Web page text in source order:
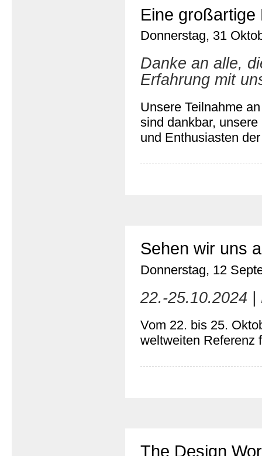
Eine großartige
Donnerstag, 31
Danke an alle,
Erfahrung mit
Unsere Teilnahme
sind dankbar,
und Enthusiasten
Sehen wir uns
Donnerstag, 12
22.-25.10.2024
Vom 22. bis 25.
weltweiten Referenz
The Design